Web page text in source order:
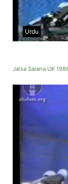
Urdu
Jalsa Salana UK